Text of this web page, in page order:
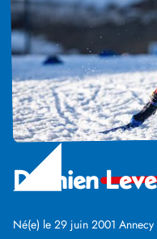
Damien
Né(e) le 29 juin 2001 Annecy